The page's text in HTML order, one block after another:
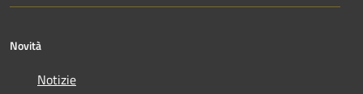
Novità
Notizie